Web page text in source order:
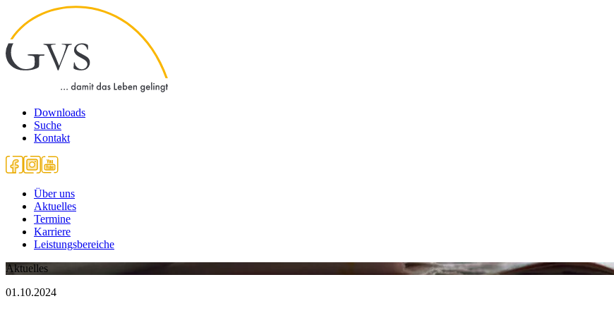
Downloads
Suche
Kontakt
Über uns
Aktuelles
Termine
Karriere
Leistungsbereiche
Aktuelles
01.10.2024